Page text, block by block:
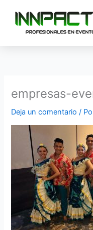
contenido
empresas-
Deja un comentario /